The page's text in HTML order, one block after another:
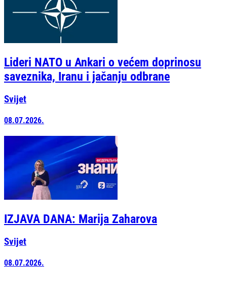
Lideri NATO u Ankari o većem doprinosu
saveznika, Iranu i jačanju odbrane
Svijet
08.07.2026.
IZJAVA DANA: Marija Zaharova
Svijet
08.07.2026.